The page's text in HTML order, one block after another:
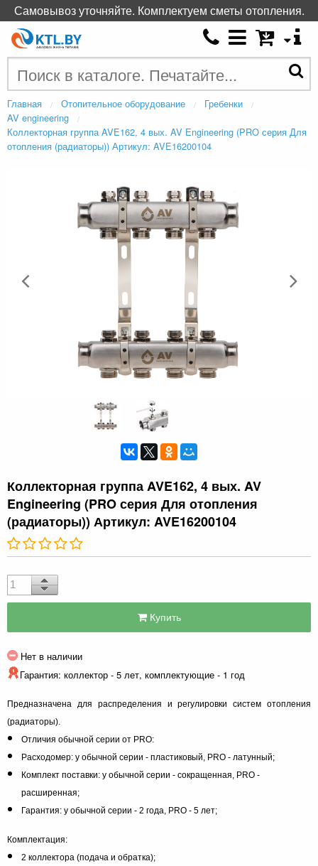
Главная Отопительное оборудование
Гребенки
AV engineering
Коллекторная группа AVE162, 4 вых. AV Engineering (PRO серия Для
отопления (радиаторы)) Артикул: AVE16200104
Коллекторная группа AVE162, 4 вых. AV
Engineering (PRO серия Для отопления
(радиаторы)) Артикул: AVE16200104
Купить
Нет в наличии
Гарантия: коллектор - 5 лет, комплектующие - 1 год
Предназначена для распределения и регулировки систем отопления
(радиаторы).
Отличия обычной серии от PRO:
Расходомер: у обычной серии - пластиковый, PRO - латунный;
Комплект поставки: у обычной серии - сокращенная, PRO -
расширенная;
Гарантия: у обычной серии - 2 года, PRO - 5 лет;
Комплектация:
2 коллектора (подача и обратка);
Самовывоз уточняйте. Комплектуем сметы отопления.